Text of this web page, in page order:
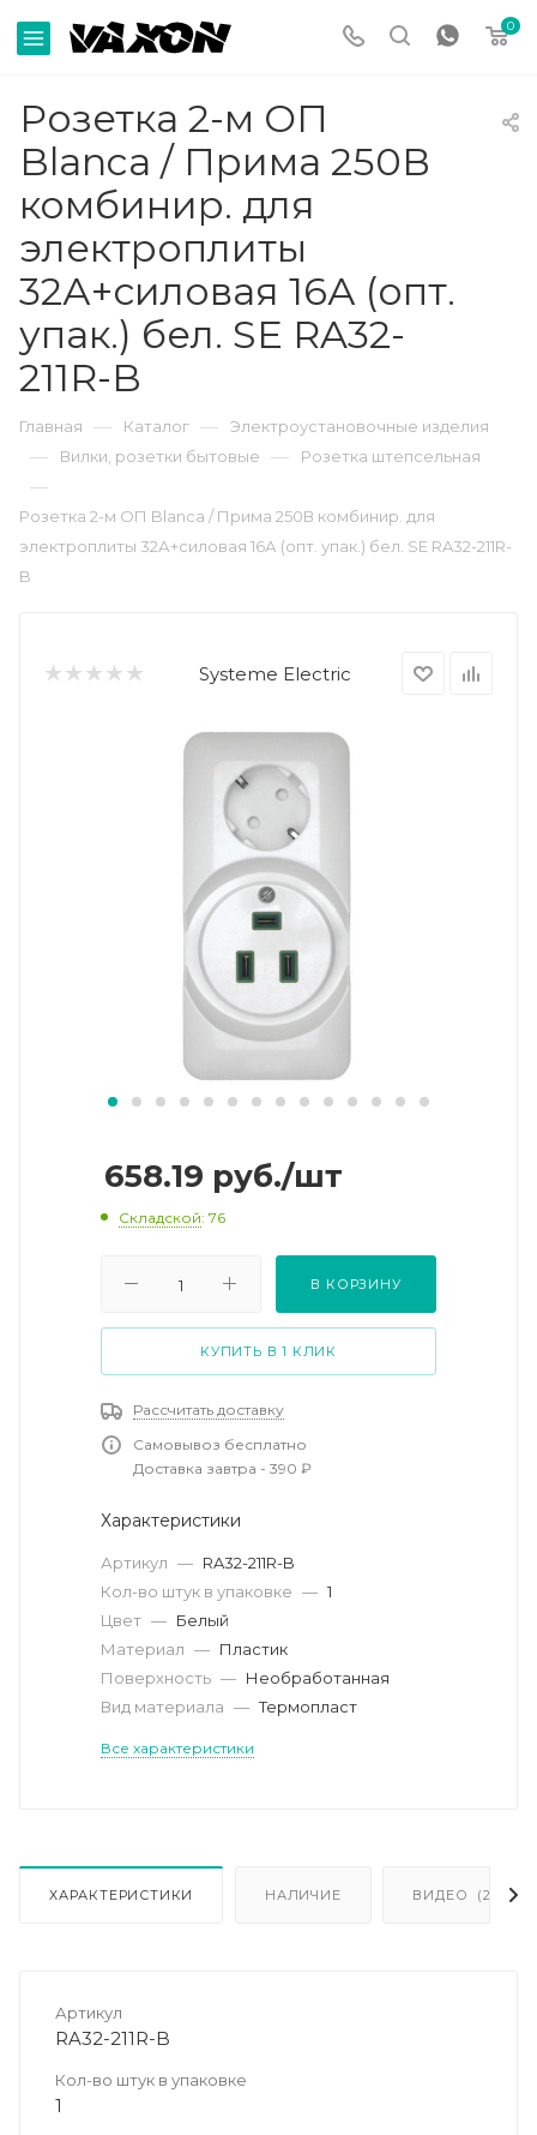
0
Розетка 2-м ОП
Blanca / Прима 250В
комбинир. для
электроплиты
32А+силовая 16А (опт.
упак.) бел. SE RA32-
211R-B
Главная — Каталог — Электроустановочные изделия
— Вилки, розетки бытовые — Розетка штепсельная
—
Розетка 2-м ОП Blanca / Прима 250В комбинир. для
электроплиты 32А+силовая 16А (опт. упак.) бел. SE RA32-211R-
B
Systeme Electric
658.19 руб./шт
Складской: 76
В КОРЗИНУ
КУПИТЬ В 1 КЛИК
Рассчитать доставку
Самовывоз бесплатно
Доставка завтра - 390 ₽
Характеристики
Артикул — RA32-211R-B
Кол-во штук в упаковке — 1
Цвет — Белый
Материал — Пластик
Поверхность — Необработанная
Вид материала — Термопласт
Все характеристики
ХАРАКТЕРИСТИКИ НАЛИЧИЕ ВИДЕО (2)
Артикул
RA32-211R-B
Кол-во штук в упаковке
1